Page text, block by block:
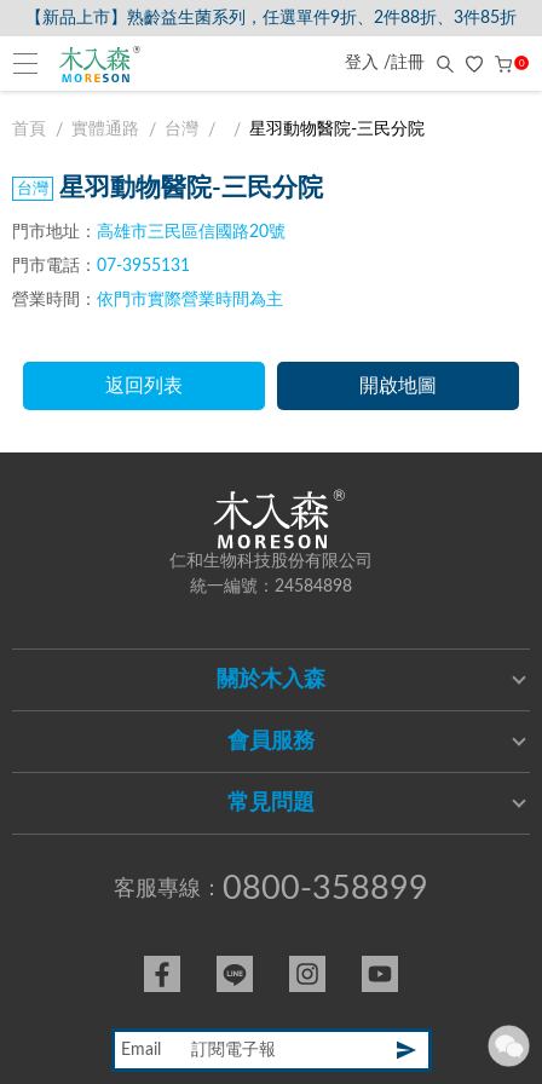
【新品上市】熟齡益生菌系列，任選單件9折、2件88折、3件85折
登入 /註冊 0
首頁 實體通路 台灣 星羽動物醫院-三民分院
星羽動物醫院-三民分院
門市地址： 高雄市三民區信國路20號
門市電話： 07-3955131
營業時間： 依門市實際營業時間為主
返回列表 開啟地圖
仁和生物科技股份有限公司
統一編號：24584898
關於木入森
會員服務
常見問題
客服專線： 0800-358899
Email